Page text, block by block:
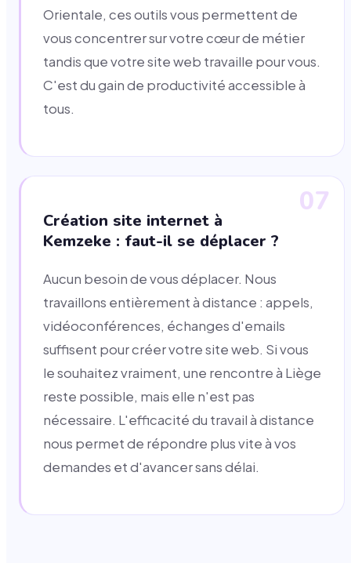
Orientale, ces outils vous permettent de
vous concentrer sur votre cœur de métier
tandis que votre site web travaille pour vous.
C'est du gain de productivité accessible à
tous.
07
Création site internet à
Kemzeke : faut-il se déplacer ?
Aucun besoin de vous déplacer. Nous
travaillons entièrement à distance : appels,
vidéoconférences, échanges d'emails
suffisent pour créer votre site web. Si vous
le souhaitez vraiment, une rencontre à Liège
reste possible, mais elle n'est pas
nécessaire. L'efficacité du travail à distance
nous permet de répondre plus vite à vos
demandes et d'avancer sans délai.